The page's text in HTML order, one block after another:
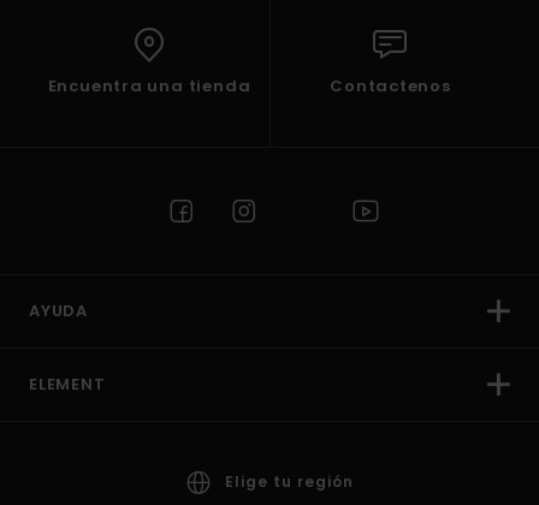
Encuentra una tienda Contactenos
AYUDA
ELEMENT
Elige tu región